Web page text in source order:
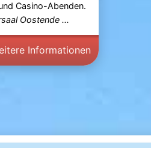
Casino-Abenden.
Oostende ...
Informationen